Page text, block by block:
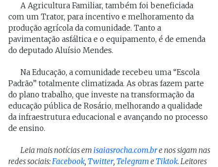
A Agricultura Familiar, também foi beneficiada
com um Trator, para incentivo e melhoramento da
produção agrícola da comunidade. Tanto a
pavimentação asfáltica e o equipamento, é de emenda
do deputado Aluísio Mendes.
Na Educação, a comunidade recebeu uma “Escola
Padrão” totalmente climatizada. As obras fazem parte
do plano trabalho, que investe na transformação da
educação pública de Rosário, melhorando a qualidade
da infraestrutura educacional e avançando no processo
de ensino.
Leia mais notícias em isaiasrocha.com.bre nos sigam nas
redes sociais: Facebook, Twitter, Telegrame Tiktok. Leitores